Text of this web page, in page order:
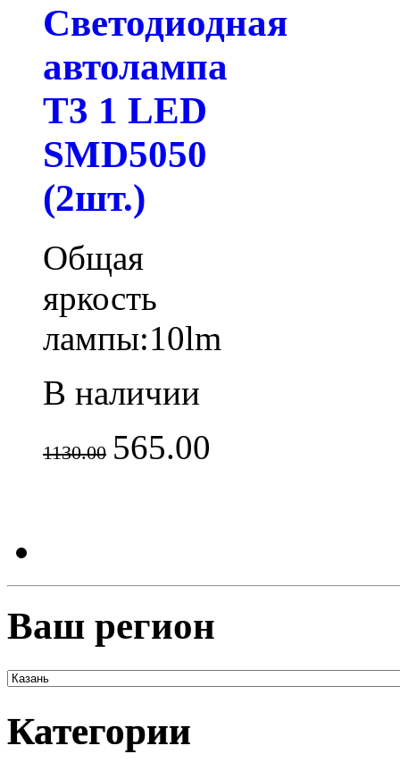
Светодиодная
автолампа
T3 1 LED
SMD5050
(2шт.)
Общая
яркость
лампы:10lm
В наличии
1130.00 565.00
Ваш регион
Категории